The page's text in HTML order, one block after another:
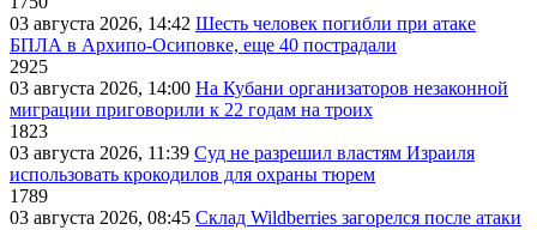
03 августа 2026, 14:42 Шесть человек погибли при атаке
БПЛА в Архипо-Осиповке, еще 40 пострадали
2925
03 августа 2026, 14:00 На Кубани организаторов незаконной
миграции приговорили к 22 годам на троих
1823
03 августа 2026, 11:39 Суд не разрешил властям Израиля
использовать крокодилов для охраны тюрем
1789
03 августа 2026, 08:45 Склад Wildberries загорелся после атаки